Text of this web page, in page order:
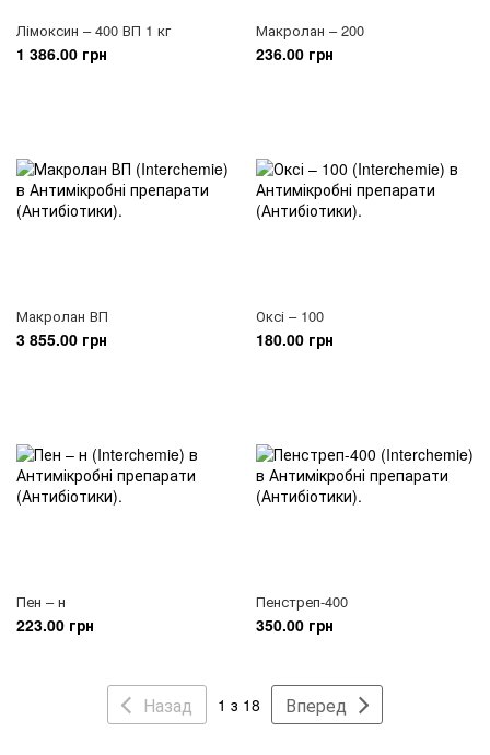
Лімоксин – 400 ВП 1 кг
1 386.00 грн
Макролан – 200
236.00 грн
Макролан ВП
3 855.00 грн
Оксі – 100
180.00 грн
Пен – н
223.00 грн
Пенстреп-400
350.00 грн
Назад 1 з 18 Вперед